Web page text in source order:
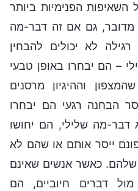
השאיפות הפנימיות ביותר
גם אם זה דבר-מה
לא יכולים להבחין
– הם יבחרו באופן טבעי
וההיגיון מרסנים
הבחנה רגעי הם יבחרו
דבר-מה שלילי, הם יחושו
ייסר אותם או שהם לא
שלהם. כאשר אנשים שאינם
מול דברים חיוביים, הם